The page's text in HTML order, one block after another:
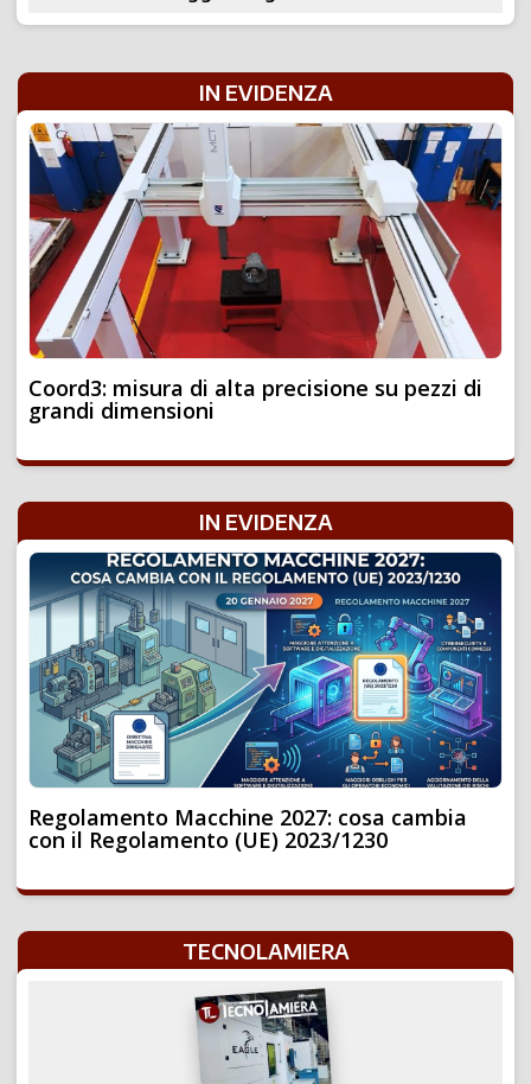
IN EVIDENZA
Coord3: misura di alta precisione su pezzi di
grandi dimensioni
IN EVIDENZA
Regolamento Macchine 2027: cosa cambia
con il Regolamento (UE) 2023/1230
TECNOLAMIERA